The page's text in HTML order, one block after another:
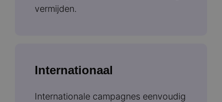
vermijden.
Internationaal
Internationale campagnes eenvoudig